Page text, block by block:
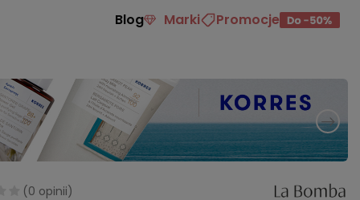
Blog Marki Promocje
(0 opinii)